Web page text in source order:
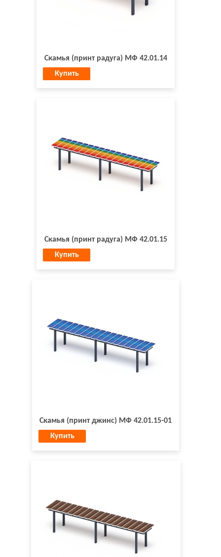
Скамья (принт радуга) МФ 42.01.14
Купить
Скамья (принт радуга) МФ 42.01.15
Купить
Скамья (принт джинс) МФ 42.01.15-01
Купить